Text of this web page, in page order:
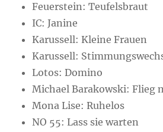
Feuerstein: Teufelsbraut
IC: Janine
Karussell: Kleine Frauen
Karussell:
Lotos: Domino
Michael Barakowski: Flieg
Mona Lise: Ruhelos
NO 55: Lass sie warten